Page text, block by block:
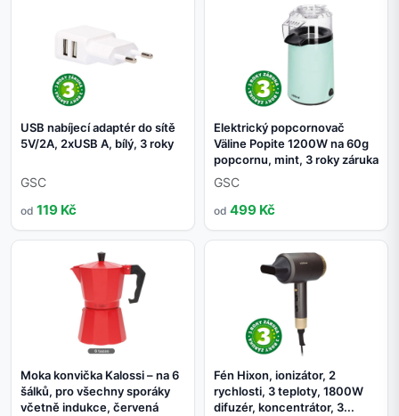
USB nabíjecí adaptér do sítě
5V/2A, 2xUSB A, bílý, 3 roky
GSC
od 119 Kč
Elektrický popcornovač
Väline Popite 1200W na 60g
popcornu, mint, 3 roky záruka
GSC
od 499 Kč
Moka konvička Kalossi – na 6
šálků, pro všechny sporáky
včetně indukce, červená
Fén Hixon, ionizátor, 2
rychlosti, 3 teploty, 1800W
difuzér, koncentrátor, 3...